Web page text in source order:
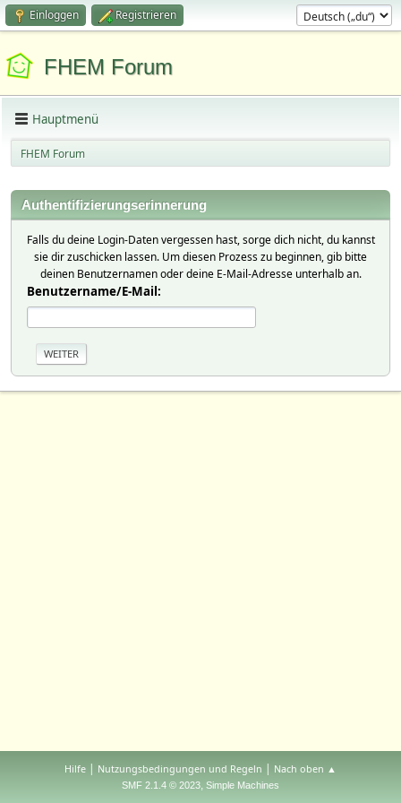
Einloggen Registrieren
FHEM Forum
Hauptmenü
FHEM Forum
Authentifizierungserinnerung
Falls du deine Login-Daten vergessen hast, sorge dich nicht, du kannst
sie dir zuschicken lassen. Um diesen Prozess zu beginnen, gib bitte
deinen Benutzernamen oder deine E-Mail-Adresse unterhalb an.
Benutzername/E-Mail:
Hilfe | Nutzungsbedingungen und Regeln | Nach oben ▲
SMF 2.1.4 © 2023, Simple Machines